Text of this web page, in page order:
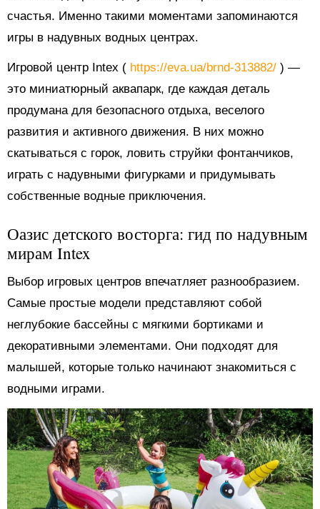
счастья. Именно такими моментами запоминаются
игры в надувных водных центрах.
Игровой центр Intex ( https://eva.ua/brnd-313882/ ) —
это миниатюрный аквапарк, где каждая деталь
продумана для безопасного отдыха, веселого
развития и активного движения. В них можно
скатываться с горок, ловить струйки фонтанчиков,
играть с надувными фигурками и придумывать
собственные водные приключения.
Оазис детского восторга: гид по надувным
мирам Intex
Выбор игровых центров впечатляет разнообразием.
Самые простые модели представляют собой
неглубокие бассейны с мягкими бортиками и
декоративными элементами. Они подходят для
малышей, которые только начинают знакомиться с
водными играми.